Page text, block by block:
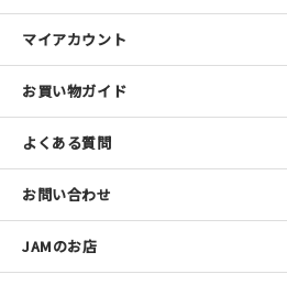
マイアカウント
お買い物ガイド
よくある質問
お問い合わせ
JAMのお店